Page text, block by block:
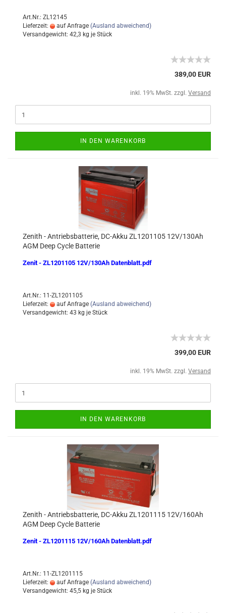
Art.Nr.: ZL12145
Lieferzeit:
auf Anfrage (Ausland abweichend)
Versandgewicht: 42,3 kg je Stück
389,00 EUR
inkl. 19% MwSt. zzgl. Versand
IN DEN WARENKORB
Zenith - Antriebsbatterie, DC-Akku ZL1201105 12V/130Ah
AGM Deep Cycle Batterie
Zenit - ZL1201105 12V/130Ah Datenblatt.pdf
Art.Nr.: 11-ZL1201105
Lieferzeit:
auf Anfrage (Ausland abweichend)
Versandgewicht: 43 kg je Stück
399,00 EUR
inkl. 19% MwSt. zzgl. Versand
IN DEN WARENKORB
Zenith - Antriebsbatterie, DC-Akku ZL1201115 12V/160Ah
AGM Deep Cycle Batterie
Zenit - ZL1201115 12V/160Ah Datenblatt.pdf
Art.Nr.: 11-ZL1201115
Lieferzeit:
auf Anfrage (Ausland abweichend)
Versandgewicht: 45,5 kg je Stück